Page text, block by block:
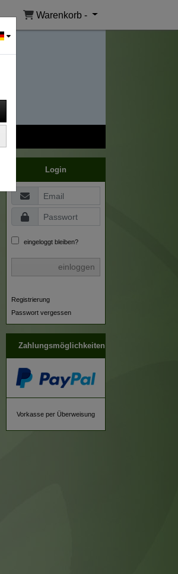
Warenkorb -
Login
eingeloggt bleiben?
einloggen
Registrierung
Passwort vergessen
Zahlungsmöglichkeiten
Vorkasse per Überweisung